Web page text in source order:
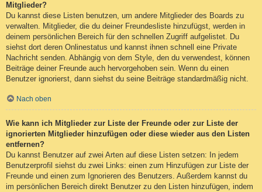
Mitglieder?
Du kannst diese Listen benutzen, um andere Mitglieder des Boards zu
verwalten. Mitglieder, die du deiner Freundesliste hinzufügst, werden in
deinem persönlichen Bereich für den schnellen Zugriff aufgelistet. Du
siehst dort deren Onlinestatus und kannst ihnen schnell eine Private
Nachricht senden. Abhängig von dem Style, den du verwendest, können
Beiträge deiner Freunde auch hervorgehoben sein. Wenn du einen
Benutzer ignorierst, dann siehst du seine Beiträge standardmäßig nicht.
Nach oben
Wie kann ich Mitglieder zur Liste der Freunde oder zur Liste der
ignorierten Mitglieder hinzufügen oder diese wieder aus den Listen
entfernen?
Du kannst Benutzer auf zwei Arten auf diese Listen setzen: In jedem
Benutzerprofil siehst du zwei Links: einen zum Hinzufügen zur Liste der
Freunde und einen zum Ignorieren des Benutzers. Außerdem kannst du
im persönlichen Bereich direkt Benutzer zu den Listen hinzufügen, indem